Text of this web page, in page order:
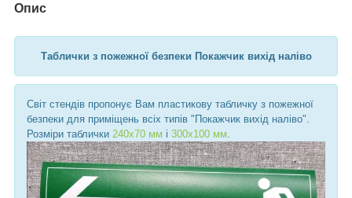
Опис
Таблички з пожежної безпеки Покажчик вихід наліво
Світ стендів пропонує Вам пластикову табличку з пожежної
безпеки для приміщень всіх типів "Покажчик вихід наліво".
Розміри таблички 240х70 мм і 300х100 мм